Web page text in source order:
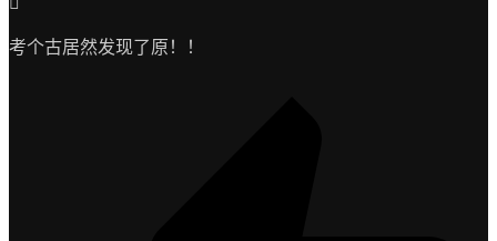
考个古居然发现了原！！